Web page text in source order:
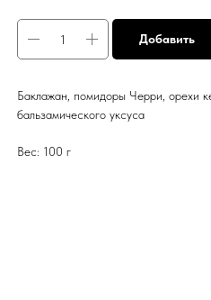
Добавить
Баклажан, помидоры Черри, орехи
бальзамического уксуса
Вес: 100 г